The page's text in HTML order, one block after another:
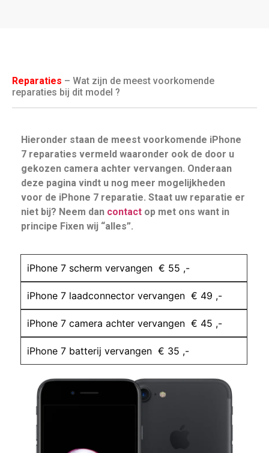
Reparaties – Wat zijn de meest voorkomende
reparaties bij dit model ?
Hieronder staan de meest voorkomende iPhone
7 reparaties vermeld waaronder ook de door u
gekozen camera achter vervangen. Onderaan
deze pagina vindt u nog meer mogelijkheden
voor de iPhone 7 reparatie. Staat uw reparatie er
niet bij? Neem dan contact op met ons want in
principe Fixen wij “alles”.
iPhone 7 scherm vervangen € 55 ,-
iPhone 7 laadconnector vervangen € 49 ,-
iPhone 7 camera achter vervangen € 45 ,-
iPhone 7 batterij vervangen € 35 ,-